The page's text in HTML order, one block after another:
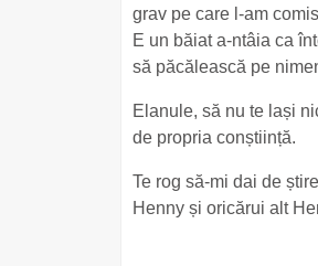
grav pe care l-am
E un băiat a-ntâia ca
să păcălească pe
Elanule, să nu te lași
de propria conștiință.
Te rog să-mi dai de
Henny și oricărui alt